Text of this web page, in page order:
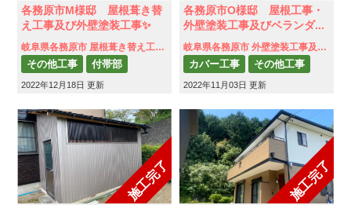
各務原市M様邸 屋根葺き替
え工事及び外壁塗装工事✨
岐阜県各務原市 屋根葺き替え工事及び外壁塗装工事
2022年12月18日 更新
その他工事
付帯部
外壁塗装
屋根葺き替え工事
各務原市O様邸 屋根工事・
外壁塗装工事及びベランダ...
岐阜県各務原市 外壁塗装工事及びベランダ防水工事
2022年11月03日 更新
カバー工事
その他工事
付帯部
外壁塗装
防水工事
雨樋補修
施工完了 施工完了